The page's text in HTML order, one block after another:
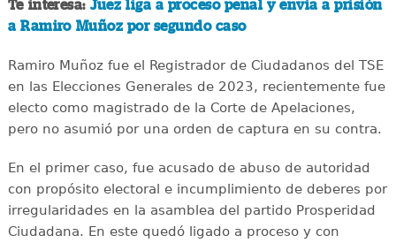
Te interesa: Juez liga a proceso penal y envía a prisión
a Ramiro Muñoz por segundo caso
Ramiro Muñoz fue el Registrador de Ciudadanos del TSE
en las Elecciones Generales de 2023, recientemente fue
electo como magistrado de la Corte de Apelaciones,
pero no asumió por una orden de captura en su contra.
En el primer caso, fue acusado de abuso de autoridad
con propósito electoral e incumplimiento de deberes por
irregularidades en la asamblea del partido Prosperidad
Ciudadana. En este quedó ligado a proceso y con